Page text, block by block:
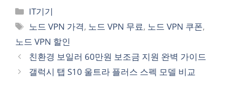
카
테
리
IT기기
태
그
노드 VPN 가격, 노드 VPN 무료, 노드 VPN 쿠폰,
노드 VPN 할인
친환경 보일러 60만원 보조금 지원 완벽 가이드
갤럭시 탭 S10 울트라 플러스 스펙 모델 비교